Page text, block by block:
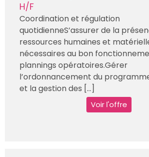
H/F
Coordination et régulation
quotidienneS’assurer de la
ressources humaines et
nécessaires au bon
plannings opératoires.Gérer
l’ordonnancement du
et la gestion des [...]
Voir l'offre